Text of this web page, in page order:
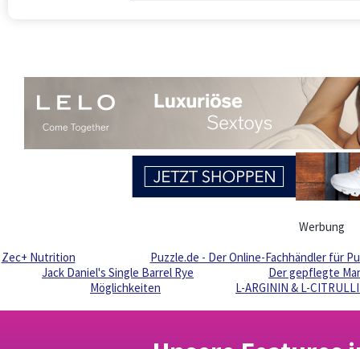
Werbung
Zec+ Nutrition
Puzzle.de - Der Online-Fachhändler für
Jack Daniel's Single Barrel Rye
Der gepflegte
Möglichkeiten
L-ARGININ & L-